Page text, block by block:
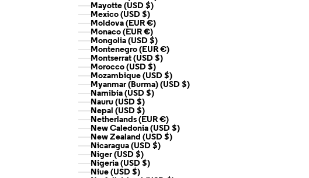
Mayotte (USD $)
Mexico (USD $)
Moldova (EUR €)
Monaco (EUR €)
Mongolia (USD $)
Montenegro (EUR €)
Montserrat (USD $)
Morocco (USD $)
Mozambique (USD $)
Myanmar (Burma) (USD $)
Namibia (USD $)
Nauru (USD $)
Nepal (USD $)
Netherlands (EUR €)
New Caledonia (USD $)
New Zealand (USD $)
Nicaragua (USD $)
Niger (USD $)
Nigeria (USD $)
Niue (USD $)